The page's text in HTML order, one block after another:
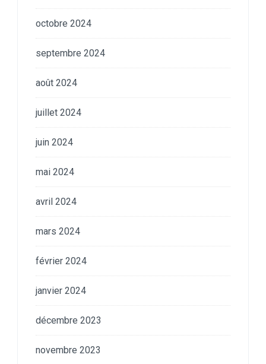
octobre 2024
septembre 2024
août 2024
juillet 2024
juin 2024
mai 2024
avril 2024
mars 2024
février 2024
janvier 2024
décembre 2023
novembre 2023